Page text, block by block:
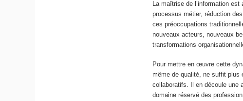
La maîtrise de l’information
processus métier, réduction
ces préoccupations
nouveaux acteurs, nouveaux
transformations
Pour mettre en œuvre cette
même de qualité, ne suffit plus
collaboratifs. Il en découle une
domaine réservé des